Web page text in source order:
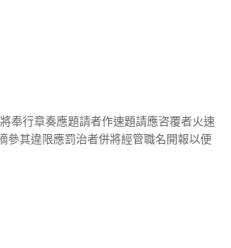
奉行章奏應題請者作速題請應咨覆者火速
參其違限應罰治者併將經管職名開報以便